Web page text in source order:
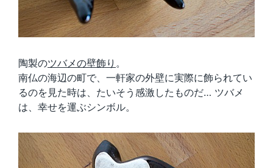
陶製のツバメの壁飾り 。
南仏の海辺の町で、一軒家の外壁に実際に飾られてい
るのを見た時は、たいそう感激したものだ… ツバメ
は、幸せを運ぶシンボル。